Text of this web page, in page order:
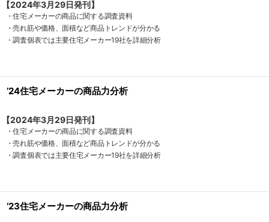
【2024年3月29日発刊】
・住宅メーカーの商品に関する調査資料
・売れ筋や価格、面積など商品トレンドが分かる
・調査個表では主要住宅メーカー19社を詳細分析
’24住宅メーカーの商品力分析
【2024年3月29日発刊】
・住宅メーカーの商品に関する調査資料
・売れ筋や価格、面積など商品トレンドが分かる
・調査個表では主要住宅メーカー19社を詳細分析
’23住宅メーカーの商品力分析